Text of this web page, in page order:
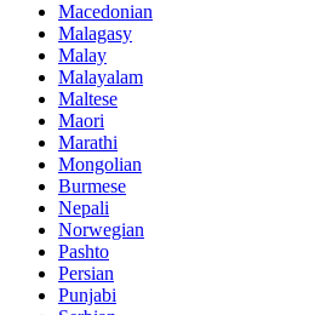
Macedonian
Malagasy
Malay
Malayalam
Maltese
Maori
Marathi
Mongolian
Burmese
Nepali
Norwegian
Pashto
Persian
Punjabi